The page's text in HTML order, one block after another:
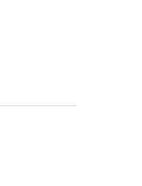
solved now, i will contact you
September 2022